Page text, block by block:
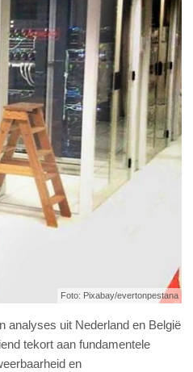
Foto: Pixabay/evertonpestana
analyses uit Nederland en België
tekort aan fundamentele
en